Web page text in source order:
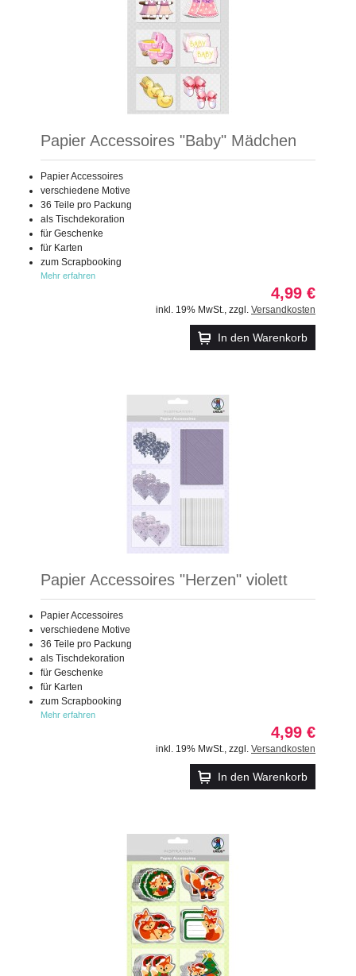
Papier Accessoires "Baby" Mädchen
Papier Accessoires
verschiedene Motive
36 Teile pro Packung
als Tischdekoration
für Geschenke
für Karten
zum Scrapbooking
Mehr erfahren
4,99 €
inkl. 19% MwSt. zzgl. Versandkosten
In den Warenkorb
Papier Accessoires "Herzen" violett
Papier Accessoires
verschiedene Motive
36 Teile pro Packung
als Tischdekoration
für Geschenke
für Karten
zum Scrapbooking
Mehr erfahren
4,99 €
inkl. 19% MwSt. zzgl. Versandkosten
In den Warenkorb